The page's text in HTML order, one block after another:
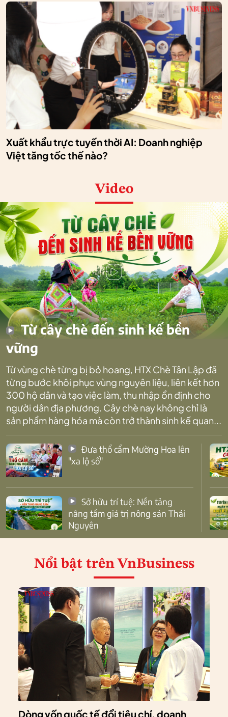
Xuất khẩu trực tuyến thời AI: Doanh nghiệp
Việt tăng tốc thế nào?
Video
Từ cây chè đến sinh kế bền
vững
Từ vùng chè từng bị bỏ hoang, HTX Chè Tân Lập đã
từng bước khôi phục vùng nguyên liệu, liên kết hơn
300 hộ dân và tạo việc làm, thu nhập ổn định cho
người dân địa phương. Cây chè nay không chỉ là
sản phẩm hàng hóa mà còn trở thành sinh kế quan...
"xa lộ số"
nâng tầm giá trị nông sản Thái
Nguyên
Nổi bật trên VnBusiness
Dòng vốn quốc tế đổi tiêu chí, doanh